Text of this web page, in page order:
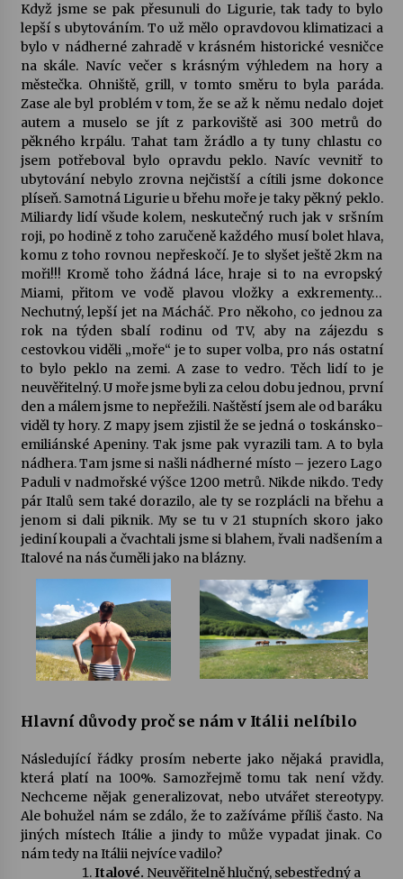
Když jsme se pak přesunuli do Ligurie, tak tady to bylo
lepší s ubytováním. To už mělo opravdovou klimatizaci a
bylo v nádherné zahradě v krásném historické vesničce
na skále. Navíc večer s krásným výhledem na hory a
městečka. Ohniště, grill, v tomto směru to byla paráda.
Zase ale byl problém v tom, že se až k němu nedalo dojet
autem a muselo se jít z parkoviště asi 300 metrů do
pěkného krpálu. Tahat tam žrádlo a ty tuny chlastu co
jsem potřeboval bylo opravdu peklo. Navíc vevnitř to
ubytování nebylo zrovna nejčistší a cítili jsme dokonce
plíseň. Samotná Ligurie u břehu moře je taky pěkný peklo.
Miliardy lidí všude kolem, neskutečný ruch jak v sršním
roji, po hodině z toho zaručeně každého musí bolet hlava,
komu z toho rovnou nepřeskočí. Je to slyšet ještě 2km na
moři!!! Kromě toho žádná láce, hraje si to na evropský
Miami, přitom ve vodě plavou vložky a exkrementy…
Nechutný, lepší jet na Mácháč. Pro někoho, co jednou za
rok na týden sbalí rodinu od TV, aby na zájezdu s
cestovkou viděli „moře“ je to super volba, pro nás ostatní
to bylo peklo na zemi. A zase to vedro. Těch lidí to je
neuvěřitelný. U moře jsme byli za celou dobu jednou, první
den a málem jsme to nepřežili. Naštěstí jsem ale od baráku
viděl ty hory. Z mapy jsem zjistil že se jedná o toskánsko-
emiliánské Apeniny. Tak jsme pak vyrazili tam. A to byla
nádhera. Tam jsme si našli nádherné místo – jezero Lago
Paduli v nadmořské výšce 1200 metrů. Nikde nikdo. Tedy
pár Italů sem také dorazilo, ale ty se rozplácli na břehu a
jenom si dali piknik. My se tu v 21 stupních skoro jako
jediní koupali a čvachtali jsme si blahem, řvali nadšením a
Italové na nás čuměli jako na blázny.
Hlavní důvody proč se nám v Itálii nelíbilo
Následující řádky prosím neberte jako nějaká pravidla,
která platí na 100%. Samozřejmě tomu tak není vždy.
Nechceme nějak generalizovat, nebo utvářet stereotypy.
Ale bohužel nám se zdálo, že to zažíváme příliš často. Na
jiných místech Itálie a jindy to může vypadat jinak. Co
nám tedy na Itálii nejvíce vadilo?
Italové. Neuvěřitelně hlučný, sebestředný a